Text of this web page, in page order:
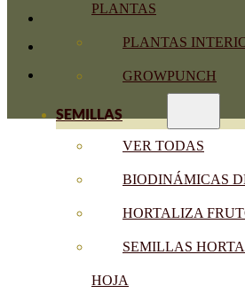
PLANTAS
PLANTAS
GROWPUNCH
SEMILLAS
VER TODAS
BIODINÁMICAS
HORTALIZA
SEMILLAS
HOJA